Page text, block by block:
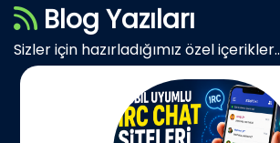
Blog Yazıları
Sizler için hazırladığımız özel içerikler..